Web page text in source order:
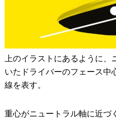
上のイラストにあるように
いたドライバーのフェース中
線を表す。
重心がニュートラル軸に近づ